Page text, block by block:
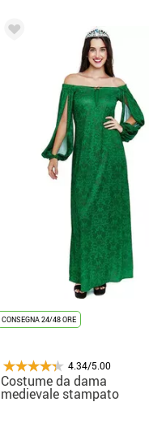
CONSEGNA 24/48 ORE
4.34/5.00
Costume da dama
medievale stampato